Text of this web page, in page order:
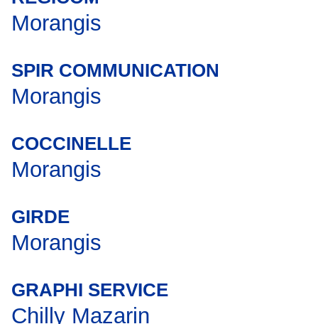
Morangis
SPIR COMMUNICATION
Morangis
COCCINELLE
Morangis
GIRDE
Morangis
GRAPHI SERVICE
Chilly Mazarin